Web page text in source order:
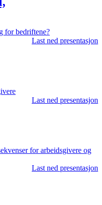
for bedriftene?
Last ned presentasjon
Last ned presentasjon
for arbeidsgivere og
Last ned presentasjon